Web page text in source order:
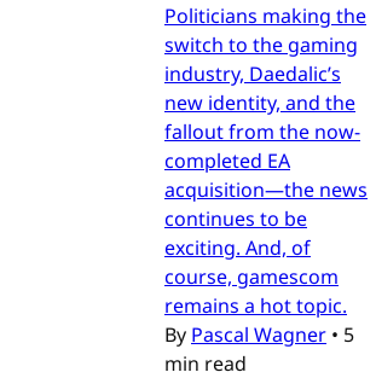
Politicians making the
switch to the gaming
industry, Daedalic’s
new identity, and the
fallout from the now-
completed EA
acquisition—the news
continues to be
exciting. And, of
course, gamescom
remains a hot topic.
By Pascal Wagner • 5
min read